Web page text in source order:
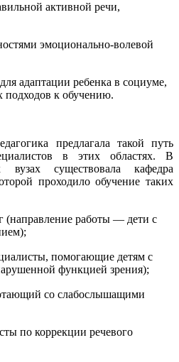
активной речи,
эмоционально-волевой
адаптации ребенка в социуме,
подходов к обучению.
предлагала такой путь
в этих областях. В
вузах существовала кафедра
проходило обучение таких
(направление работы — дети с
помогающие детям с
функцией зрения);
со слабослышащими
по коррекции речевого